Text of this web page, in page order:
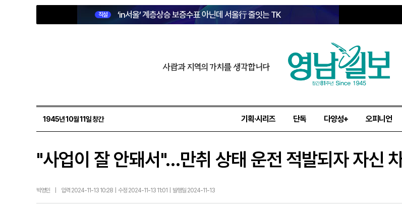
직설 ‘in서울’ 계층상승 보증수표 아닌데 서울行 줄잇는 TK
사람과 지역의 가치를 생각합니다
1945년 10월 11일 창간 기획·시리즈 단독 다양성+ 오피니언
"사업이 잘 안돼서"…만취 상태 운전 적발되자 자신
박영민 입력 2024-11-13 10:28 | 수정 2024-11-13 11:01 | 발행일 2024-11-13